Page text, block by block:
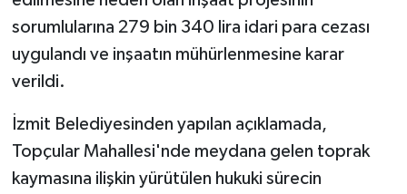
sorumlularına 279 bin 340 lira idari para cezası
uygulandı ve inşaatın mühürlenmesine karar
verildi.
İzmit Belediyesinden yapılan açıklamada,
Topçular Mahallesi'nde meydana gelen toprak
kaymasına ilişkin yürütülen hukuki sürecin